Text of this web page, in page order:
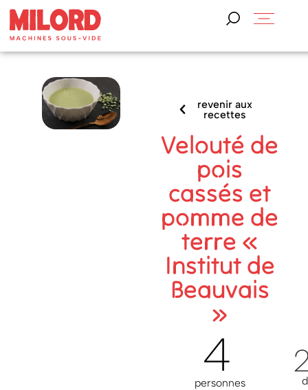
revenir aux
recettes
Velouté de
pois
cassés et
pomme de
terre «
Institut de
Beauvais
»
4
personnes